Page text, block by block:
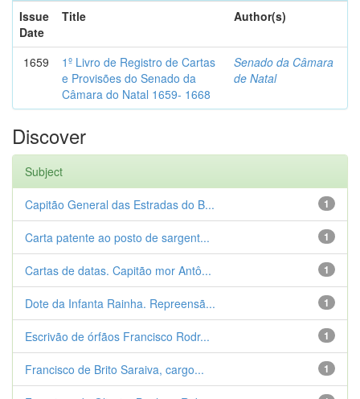
Issue
Date
Title Author(s)
1659
1º Livro de Registro de Cartas
e Provisões do Senado da
Câmara do Natal 1659- 1668
Senado da Câmara
de Natal
Discover
Subject
1
Capitão General das Estradas do B...
1
Carta patente ao posto de sargent...
1
Cartas de datas. Capitão mor Antô...
1
Dote da Infanta Rainha. Repreensã...
1
Escrivão de órfãos Francisco Rodr...
1
Francisco de Brito Saraiva, cargo...